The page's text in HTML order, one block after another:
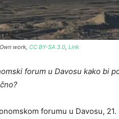
Own work, CC BY-SA 3.0, Link
forum u Davosu kako bi
forumu u Davosu,